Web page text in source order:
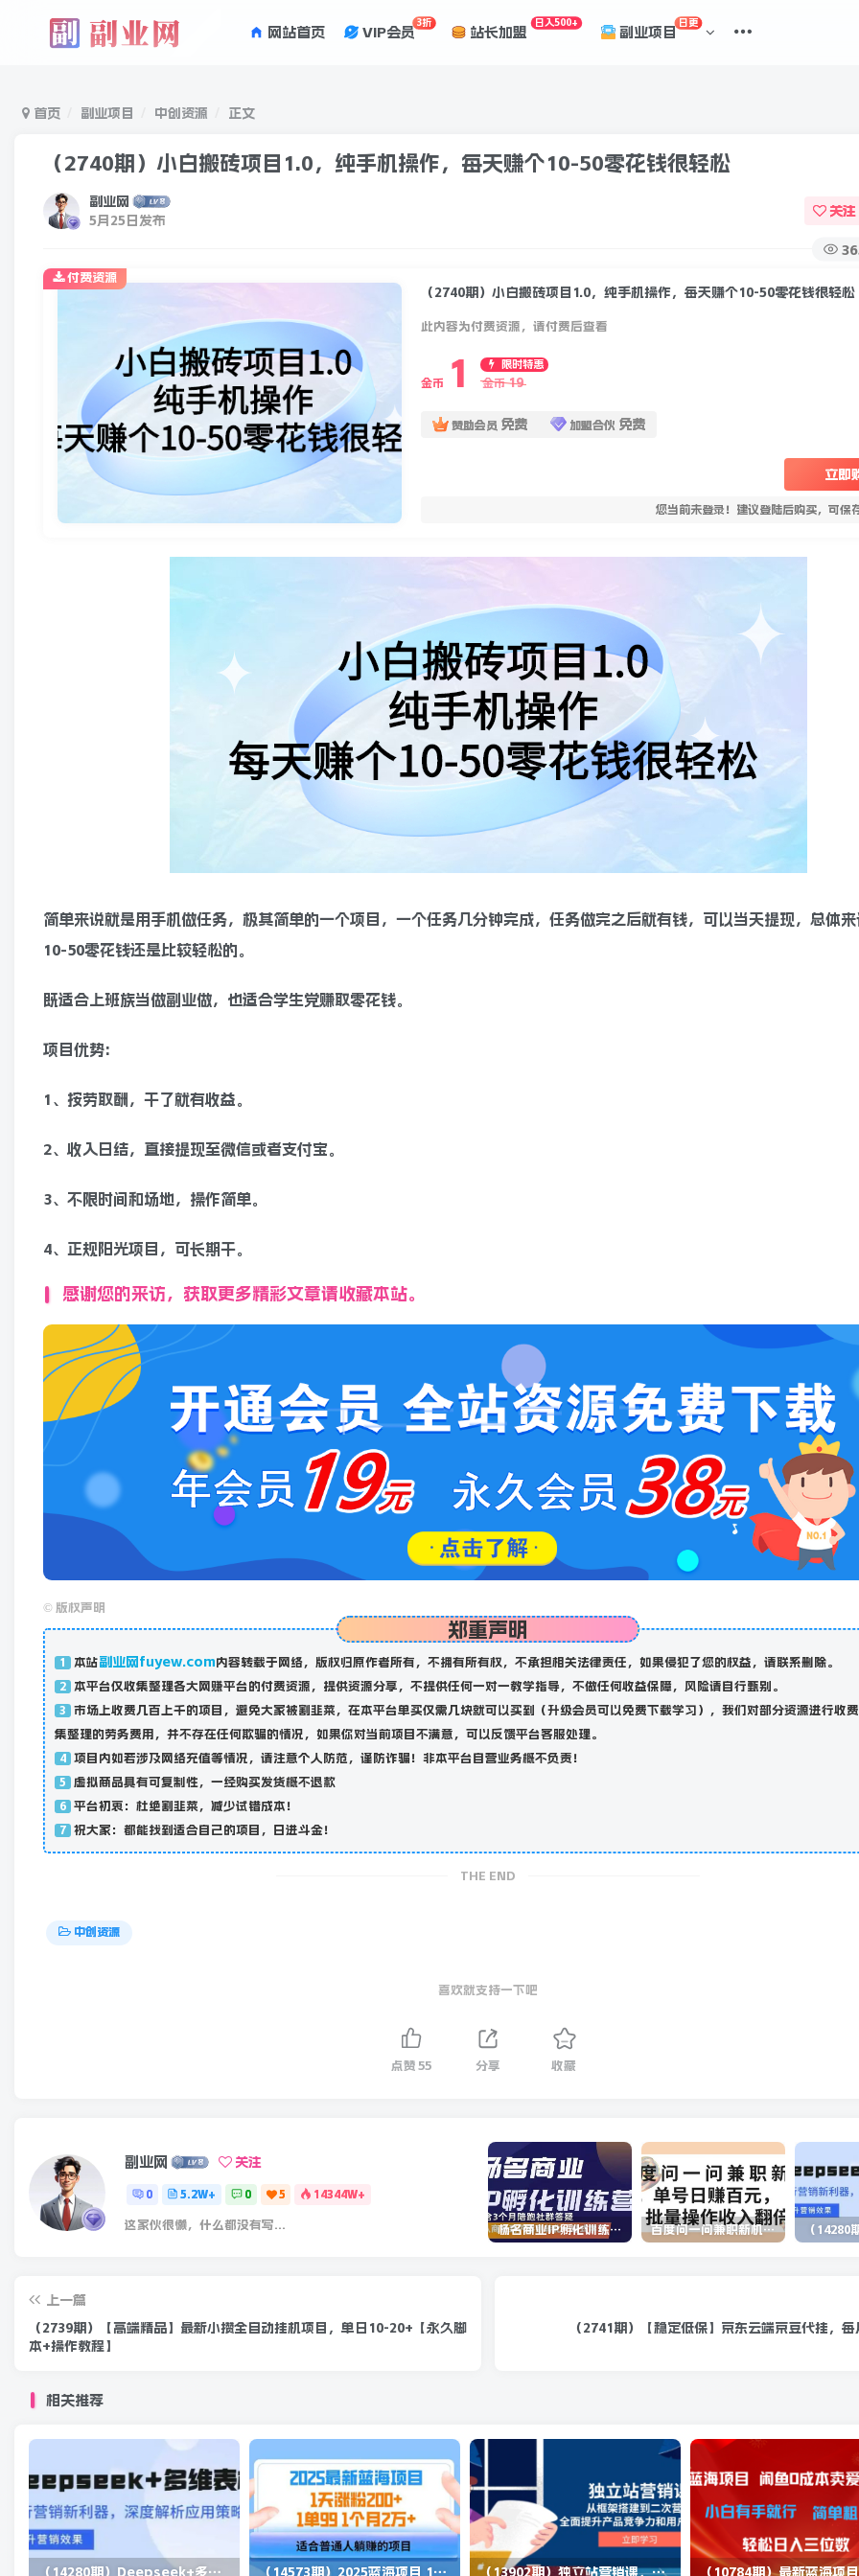
网站首页 VIP会员
3折
站长加盟
日入500+
副业项目
日更
首页 副业项目 中创资源 正文
（2740期）小白搬砖项目1.0，纯手机操作，每天赚个10-50零花钱很轻松
副业网
5月25日发布
关注
（2740期）小白搬砖项目1.0，纯手机操作，每天赚个10-50零花钱很轻松
此内容为付费资源，请付费后查看
金币 1
限时特惠
金币 19
赞助会员 免费 加盟合伙 免费
立即
您当前未登录！建议登陆后购买，可保
付费资源
简单来说就是用手机做任务，极其简单的一个项目，一个任务几分钟完成，任务做完之后就有钱，可以当天提现，总体
10-50零花钱还是比较轻松的。
既适合上班族当做副业做，也适合学生党赚取零花钱。
项目优势:
1、按劳取酬，干了就有收益。
2、收入日结，直接提现至微信或者支付宝。
3、不限时间和场地，操作简单。
4、正规阳光项目，可长期干。
感谢您的来访，获取更多精彩文章请收藏本站。
© 版权声明
郑重声明
1 本站副业网fuyew.com内容转载于网络，版权归原作者所有，不拥有所有权，不承担相关法律责任，如果侵犯了您的权益，请联系删除。
2 本平台仅收集整理各大网赚平台的付费资源，提供资源分享，不提供任何一对一教学指导，不做任何收益保障，风险请自行甄别。
3
市场上收费几百上千的项目，避免大家被割韭菜，在本平台单买仅需几块就可以买到（升级会员可以免费下载学习），我们对部分资源进行收
集整理的劳务费用，并不存在任何欺骗的情况，如果你对当前项目不满意，可以反馈平台客服处理。
4 项目内如若涉及网络充值等情况，请注意个人防范，谨防诈骗！非本平台自营业务概不负责！
5 虚拟商品具有可复制性，一经购买发货概不退款
6 平台初衷：杜绝割韭菜，减少试错成本！
7 祝大家：都能找到适合自己的项目，日进斗金！
THE END
中创资源
喜欢就支持一下吧
点赞 55 分享 收藏
副业网 关注
0 5.2W+ 0 5 14344W+
这家伙很懒，什么都没有写... 杨名商业IP孵化训练营，从商业到内容到转化一站式学 价值5980元 百度问一问兼职新机遇，单号日赚百元，批量操作收入翻倍
上一篇
（2739期）【高端精品】最新小攒全自动挂机项目，单日10-20+【永久脚
本+操作教程】
（2741期）【稳定低保】京东云端京豆代挂，
相关推荐
（14280期）Deepseek+多维表格，银行营销新利器，深度解析应用策略，提升营销效果 （14573期）2025蓝海项目 1天涨粉200+ 1单99 1个月2万+ （13902期）独立站营销课，从框架搭建到二次营销，全面提升产品竞争力和用户忠诚度